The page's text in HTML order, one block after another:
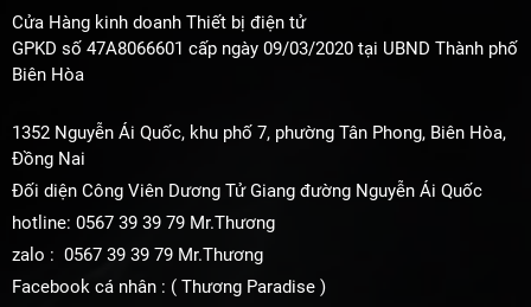
Cửa Hàng kinh doanh Thiết bị điện tử
GPKD số 47A8066601 cấp ngày 09/03/2020 tại UBND Thành phố
Biên Hòa
1352 Nguyễn Ái Quốc, khu phố 7, phường Tân Phong, Biên Hòa,
Đồng Nai
Đối diện Công Viên Dương Tử Giang đường Nguyễn Ái Quốc
hotline: 0567 39 39 79 Mr.Thương
zalo : 0567 39 39 79 Mr.Thương
Facebook cá nhân : ( Thương Paradise )